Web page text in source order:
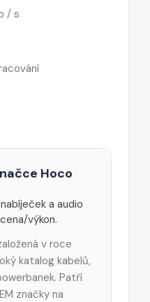
/ s
Hoco
a audio
výkon.
v roce
katalog kabelů,
Patří
značky na